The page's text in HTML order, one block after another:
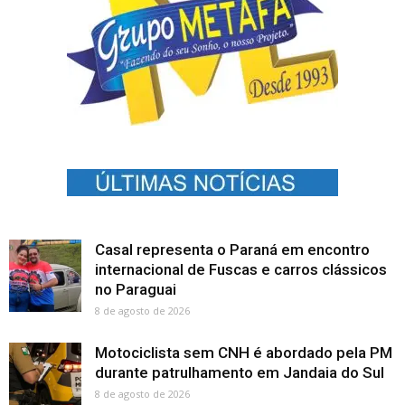
Casal representa o Paraná em encontro
internacional de Fuscas e carros clássicos
no Paraguai
8 de agosto de 2026
Motociclista sem CNH é abordado pela PM
durante patrulhamento em Jandaia do Sul
8 de agosto de 2026